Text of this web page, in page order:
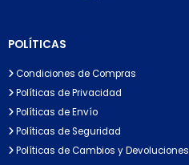
POLÍTICAS
Condiciones de Compras
Políticas de Privacidad
Políticas de Envío
Políticas de Seguridad
Políticas de Cambios y Devoluciones